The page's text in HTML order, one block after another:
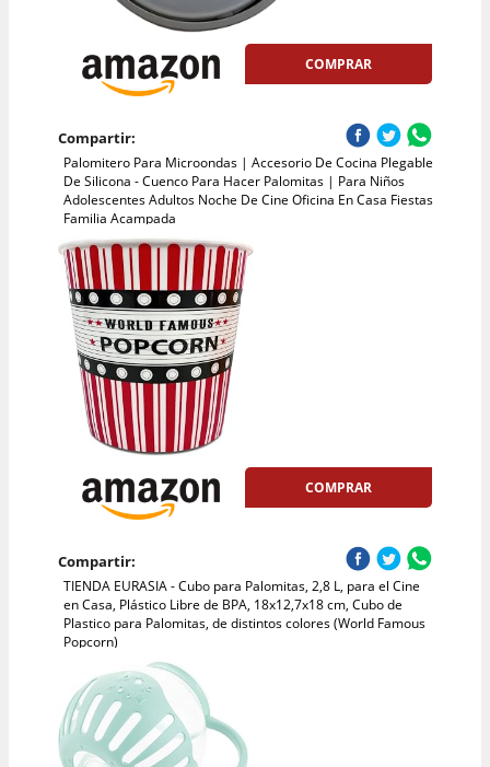
COMPRAR
Compartir:
Palomitero Para Microondas | Accesorio De Cocina Plegable
De Silicona - Cuenco Para Hacer Palomitas | Para Niños
Adolescentes Adultos Noche De Cine Oficina En Casa Fiestas
Familia Acampada
COMPRAR
Compartir:
TIENDA EURASIA - Cubo para Palomitas, 2,8 L, para el Cine
en Casa, Plástico Libre de BPA, 18x12,7x18 cm, Cubo de
Plastico para Palomitas, de distintos colores (World Famous
Popcorn)